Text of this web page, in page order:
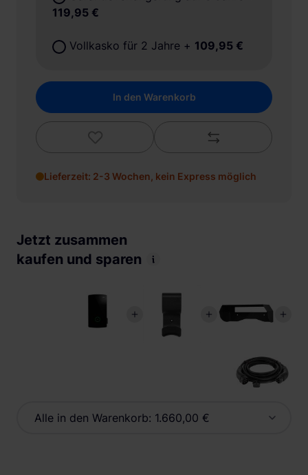
119,95 €
Vollkasko für 2 Jahre + 109,95 €
In den Warenkorb
Lieferzeit: 2-3 Wochen, kein Express möglich
Jetzt zusammen
kaufen und sparen
Alle in den Warenkorb: 1.660,00 €